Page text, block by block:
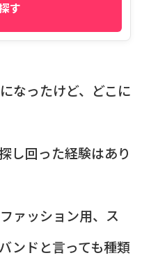
す
なったけど、どこに
し回った経験はあり
ァッション用、ス
ンドと言っても種類